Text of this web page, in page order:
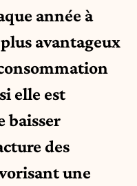
année à
avantageux
elle est
baisser
des
une